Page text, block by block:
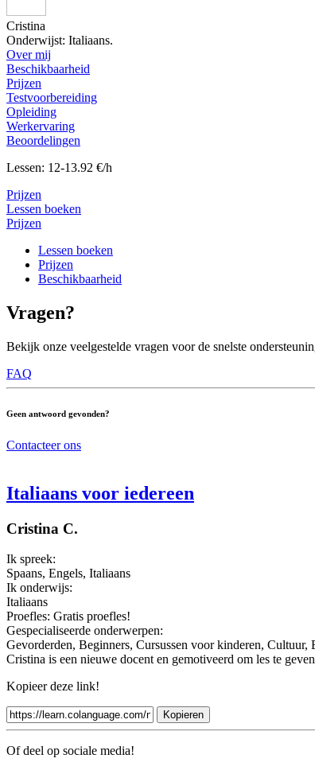
Cristina
Onderwijst: Italiaans.
Over mij
Beschikbaarheid
Prijzen
Testvoorbereiding
Opleiding
Werkervaring
Beoordelingen
Lessen: 12-13.92 €/h
Prijzen
Lessen boeken
Prijzen
Lessen boeken
Prijzen
Beschikbaarheid
Vragen?
Bekijk onze veelgestelde vragen voor de snelste
FAQ
Geen antwoord gevonden?
Contacteer ons
Italiaans voor iedereen
Cristina C.
Ik spreek:
Spaans, Engels, Italiaans
Ik onderwijs:
Italiaans
Proefles: Gratis proefles!
Gespecialiseerde onderwerpen:
Gevorderden, Beginners, Cursussen voor kinderen,
Cristina is een nieuwe docent en gemotiveerd om les te
Kopieer deze link!
Kopieren
Of deel op sociale media!